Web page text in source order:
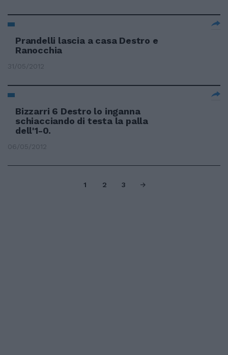
Prandelli lascia a casa Destro e
Ranocchia
31/05/2012
Bizzarri 6 Destro lo inganna
schiacciando di testa la palla
dell'1-0.
06/05/2012
1 2 3